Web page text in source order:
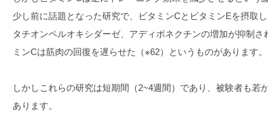
少し前に話題となった研究で、ビタミンCとビタミンEを摂取
タチオンペルオキシダーゼ、アディポネクチンの増加が抑制
ミンCは筋肉の回復を遅らせた（※62）というものがあります。
しかしこれらの研究は短期間（2~4週間）であり、被験者も若
あります。